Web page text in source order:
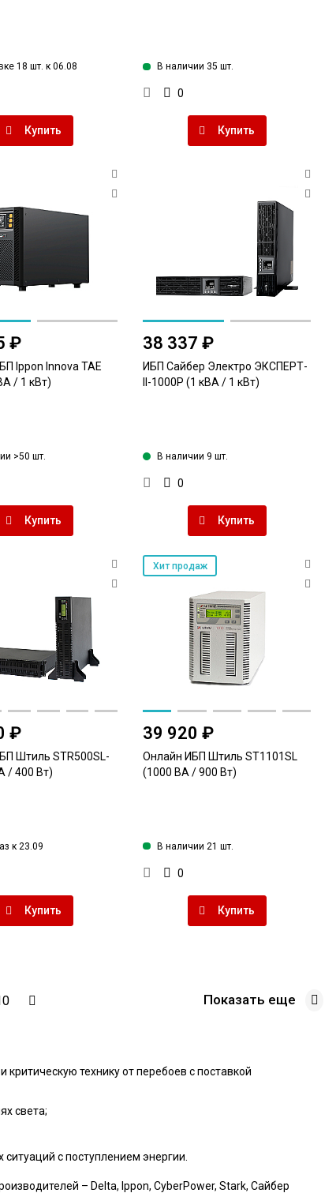
18 шт. к 06.08
Купить
В наличии 35 шт.
0
Купить
₽
Ippon Innova TAE
/ 1 кВт)
>50 шт.
Купить
38 337 ₽
ИБП Сайбер Электро ЭКСПЕРТ-
II-1000Р (1 кВА / 1 кВт)
В наличии 9 шт.
0
Купить
₽
Штиль STR500SL-
/ 400 Вт)
к 23.09
Купить
Хит продаж
39 920 ₽
Онлайн ИБП Штиль ST1101SL
(1000 ВА / 900 Вт)
В наличии 21 шт.
0
Купить
Показать еще
технику от перебоев с поставкой
света;
с поступлением энергии.
– Delta, Ippon, CyberPower, Stark, Сайбер